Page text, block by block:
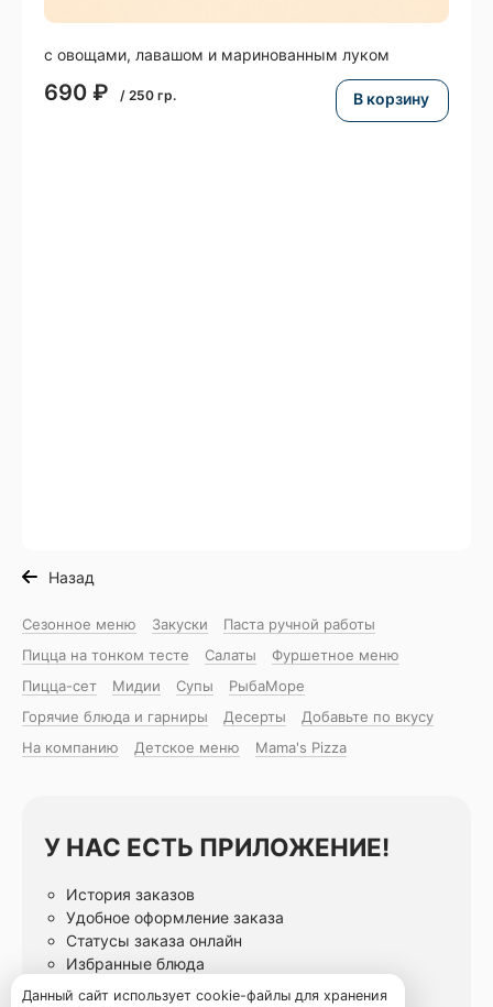
с овощами, лавашом и маринованным луком
690 ₽ / 250 гр. В корзину
Назад
Сезонное меню Закуски
Паста ручной работы
Пицца на тонком тесте
Салаты
Фуршетное меню
Пицца-сет
Мидии Супы
РыбаМоре
Горячие блюда и гарниры
Десерты
Добавьте по вкусу
На компанию
Детское меню Mama's Pizza
У НАС ЕСТЬ ПРИЛОЖЕНИЕ!
История заказов
Удобное оформление заказа
Статусы заказа онлайн
Избранные блюда
Данный сайт использует cookie-файлы для хранения